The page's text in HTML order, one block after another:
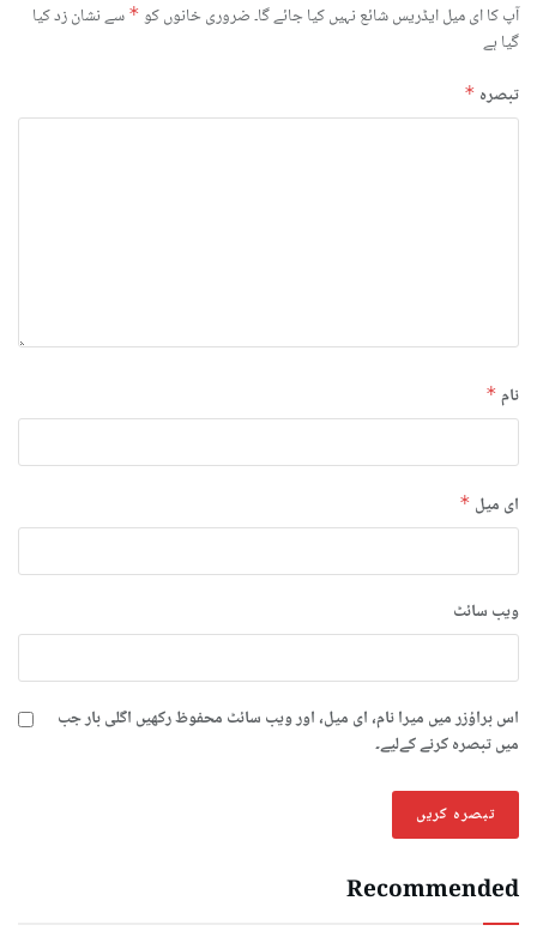
آپ کا ای میل ایڈریس شائع نہیں کیا جائے گا۔ضروری خانوں کو * سے نشان زد کیا
گیا ہے
تبصرہ *
نام *
ای میل *
ویب‌ سائٹ
اس براؤزر میں میرا نام، ای میل، اور ویب سائٹ محفوظ رکھیں اگلی بار جب
میں تبصرہ کرنے کےلیے۔
Recommended